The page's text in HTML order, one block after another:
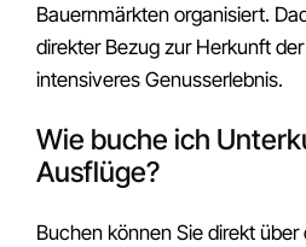
Bauernmärkten organisiert.
direkter Bezug zur Herkunft
intensiveres Genusserlebnis.
Wie buche ich
Ausflüge?
Buchen können Sie direkt